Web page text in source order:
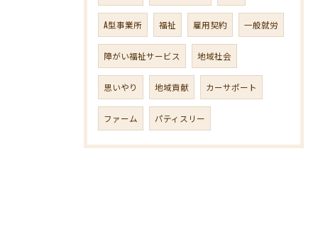
A型事業所 福祉 雇用契約 一般就労
障がい福祉サービス 地域社会
思いやり 地域貢献 カーサポート
ファーム パティスリー